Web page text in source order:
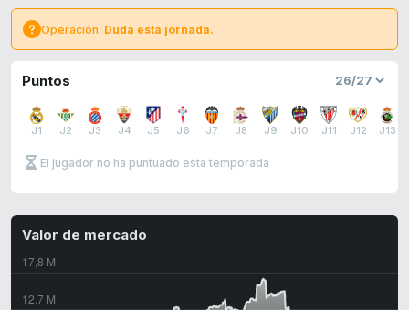
Operación. Duda esta jornada.
Puntos
J1 J2 J3 J4 J5 J6 J7 J8 J9 J10 J11 J12 J13
El jugador no ha puntuado esta temporada
Valor de mercado